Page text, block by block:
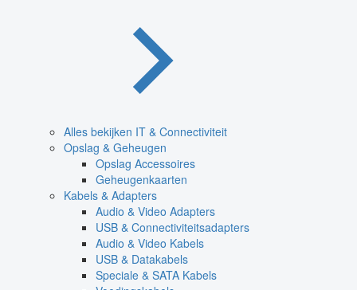
Alles bekijken IT & Connectiviteit
Opslag & Geheugen
Opslag Accessoires
Geheugenkaarten
Kabels & Adapters
Audio & Video Adapters
USB & Connectiviteitsadapters
Audio & Video Kabels
USB & Datakabels
Speciale & SATA Kabels